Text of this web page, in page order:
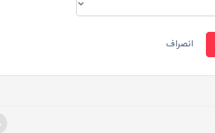
انصراف